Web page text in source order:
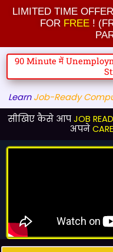
SkipLIMITED TIME
FOR FREE !
90 Minute में
Learn Job-Ready
सीखिए कैसे आप JOB
अपने